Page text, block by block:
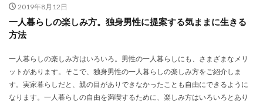
2019年8月12日
一人暮らしの楽しみ方。独身男性に提案する気ままに生きる
方法
一人暮らしの楽しみ方はいろいろ。男性の一人暮らしにも、さまざまなメリ
ットがあります。そこで、独身男性の一人暮らしの楽しみ方をご紹介しま
す。実家暮らしだと、親の目がありできなかったことも自由にできるように
なります。一人暮らしの自由を満喫するために、楽しみ方はいろいろとあり